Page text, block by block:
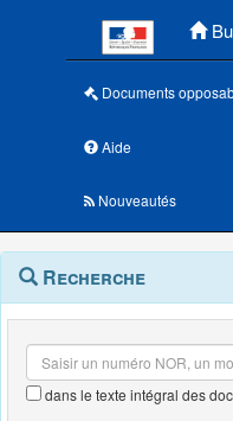
Documents
Aide
Nouveautés
Navigation
outils
Menu
contextuel
Recherche
dans le texte intégral des